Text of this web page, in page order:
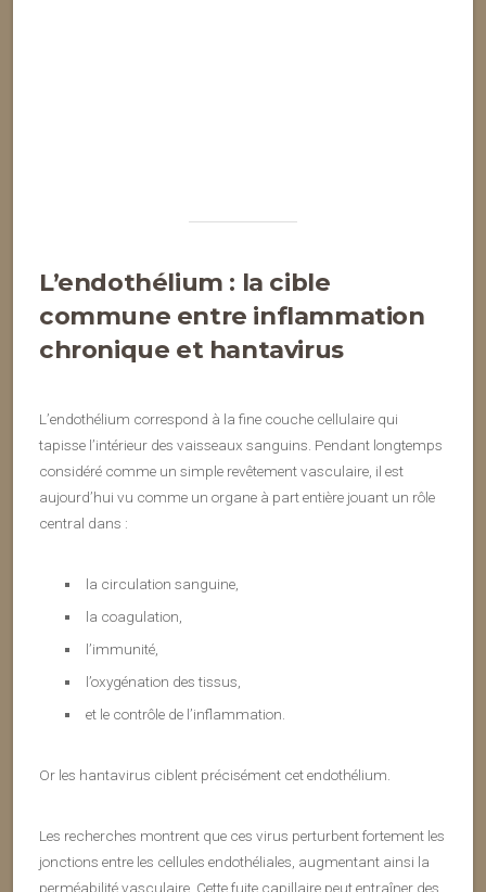
L’endothélium : la cible
commune entre inflammation
chronique et hantavirus
L’endothélium correspond à la fine couche cellulaire qui
tapisse l’intérieur des vaisseaux sanguins. Pendant longtemps
considéré comme un simple revêtement vasculaire, il est
aujourd’hui vu comme un organe à part entière jouant un rôle
central dans :
la circulation sanguine,
la coagulation,
l’immunité,
l’oxygénation des tissus,
et le contrôle de l’inflammation.
Or les hantavirus ciblent précisément cet endothélium.
Les recherches montrent que ces virus perturbent fortement les
jonctions entre les cellules endothéliales, augmentant ainsi la
perméabilité vasculaire. Cette fuite capillaire peut entraîner des